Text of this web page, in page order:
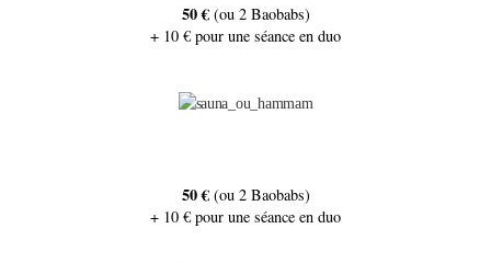
50 € (ou 2 Baobabs)
+ 10 € pour une séance en duo
50 €(ou 2 Baobabs)
+ 10 € pour une séance en duo